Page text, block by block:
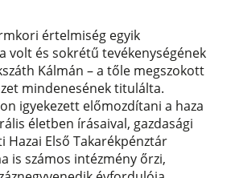
értelmiség egyik
volt és sokrétű tevékenységének
Kálmán – a tőle megszokott
mindenesének titulálta.
igyekezett előmozdítani a haza
életben írásaival, gazdasági
Hazai Első Takarékpénztár
is számos intézmény őrzi,